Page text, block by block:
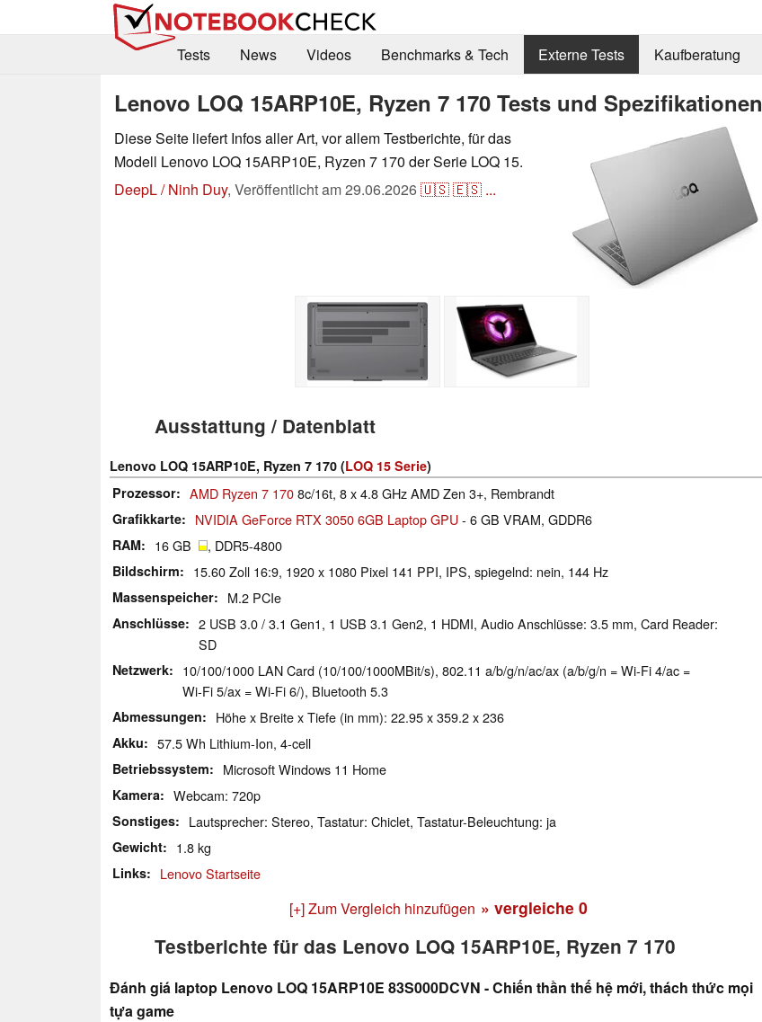
Tests
News Videos Benchmarks & Tech Externe Tests Kaufberatung
Lenovo LOQ 15ARP10E, Ryzen 7 170 Tests und Spezifikationen
Diese Seite liefert Infos aller Art, vor allem Testberichte, für das
Modell Lenovo LOQ 15ARP10E, Ryzen 7 170 der Serie LOQ 15.
DeepL / Ninh Duy, Veröffentlicht am29.06.2026🇺🇸🇪🇸 ...
Ausstattung / Datenblatt
Lenovo LOQ 15ARP10E, Ryzen 7 170 (LOQ 15 Serie)
Prozessor
AMD Ryzen 7 1708c/16t, 8 x 4.8 GHz AMD Zen 3+, Rembrandt
Grafikkarte NVIDIA GeForce RTX 3050 6GB Laptop GPU- 6 GB VRAM, GDDR6
RAM 16 GB , DDR5-4800
Bildschirm 15.60 Zoll 16:9, 1920 x 1080 Pixel 141 PPI, IPS, spiegelnd: nein, 144 Hz
Massenspeicher M.2 PCIe
Anschlüsse
2 USB 3.0 / 3.1 Gen1, 1 USB 3.1 Gen2, 1 HDMI, Audio Anschlüsse: 3.5 mm, Card Reader:
SD
Netzwerk
10/100/1000 LAN Card (10/100/1000MBit/s), 802.11 a/b/g/n/ac/ax (a/b/g/n = Wi-Fi 4/ac =
Wi-Fi 5/ax = Wi-Fi 6/), Bluetooth 5.3
Abmessungen Höhe x Breite x Tiefe (in mm): 22.95 x 359.2 x 236
Akku 57.5 Wh Lithium-Ion, 4-cell
Betriebssystem Microsoft Windows 11 Home
Kamera Webcam: 720p
Sonstiges Lautsprecher: Stereo, Tastatur: Chiclet, Tastatur-Beleuchtung: ja
Gewicht 1.8 kg
Links Lenovo Startseite
[+] Zum Vergleich hinzufügen » vergleiche 0
Testberichte für das Lenovo LOQ 15ARP10E, Ryzen 7 170
Đánh giá laptop Lenovo LOQ 15ARP10E 83S000DCVN - Chiến thần thế hệ mới, thách thức mọi
tựa game